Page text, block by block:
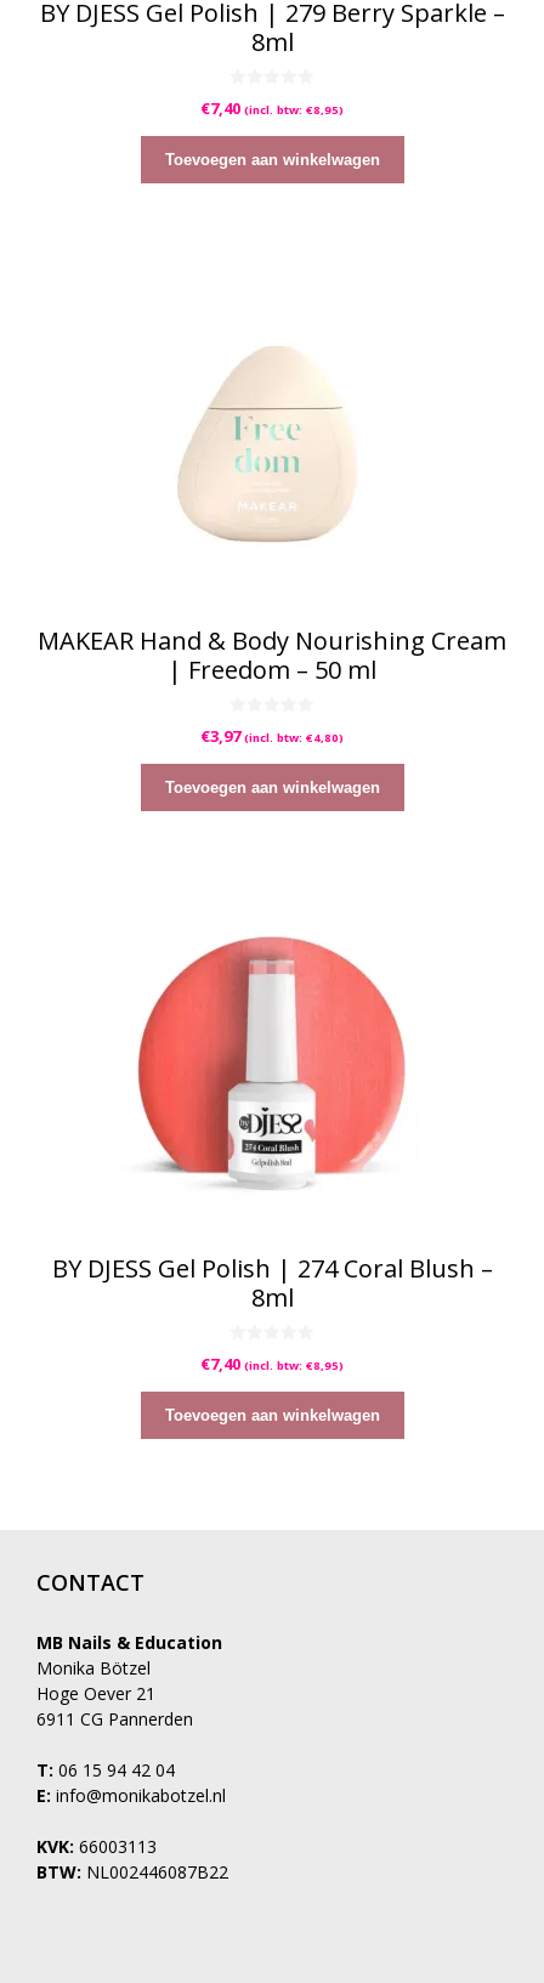
BY DJESS Gel Polish | 279 Berry Sparkle –
8ml
v
5
€7,40 (incl. btw: €8,95)
Toevoegen aan winkelwagen
MAKEAR Hand & Body Nourishing Cream
| Freedom – 50 ml
v
5
€3,97 (incl. btw: €4,80)
Toevoegen aan winkelwagen
BY DJESS Gel Polish | 274 Coral Blush –
8ml
v
5
€7,40 (incl. btw: €8,95)
Toevoegen aan winkelwagen
CONTACT
MB Nails & Education
Monika Bötzel
Hoge Oever 21
6911 CG Pannerden
T: 06 15 94 42 04
E: info@monikabotzel.nl
KVK: 66003113
BTW: NL002446087B22